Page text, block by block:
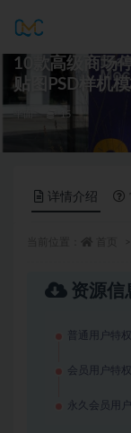
10款高级商场
贴图PSD样机
15
详情介绍
资源信
普通用户特权
会员用户特权
永久会员用户